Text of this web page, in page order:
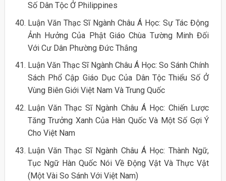
Số Dân Tộc Ở Philippines
Luận Văn Thạc Sĩ Ngành Châu Á Học: Sự Tác Động
Ảnh Hưởng Của Phật Giáo Chùa Tường Minh Đối
Với Cư Dân Phường Đức Thắng
Luận Văn Thạc Sĩ Ngành Châu Á Học: So Sánh Chính
Sách Phổ Cập Giáo Dục Của Dân Tộc Thiểu Số Ở
Vùng Biên Giới Việt Nam Và Trung Quốc
Luận Văn Thạc Sĩ Ngành Châu Á Học: Chiến Lược
Tăng Trưởng Xanh Của Hàn Quốc Và Một Số Gợi Ý
Cho Việt Nam
Luận Văn Thạc Sĩ Ngành Châu Á Học: Thành Ngữ,
Tục Ngữ Hàn Quốc Nói Về Động Vật Và Thực Vật
(Một Vài So Sánh Với Việt Nam)